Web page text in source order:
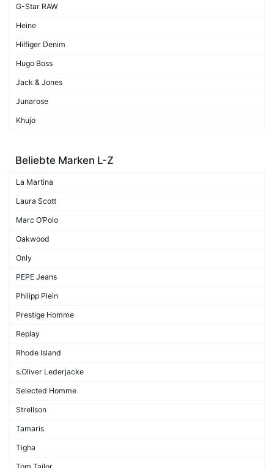
G-Star RAW
Heine
Hilfiger Denim
Hugo Boss
Jack & Jones
Junarose
Khujo
Beliebte Marken L-Z
La Martina
Laura Scott
Marc O’Polo
Oakwood
Only
PEPE Jeans
Philipp Plein
Prestige Homme
Replay
Rhode Island
s.Oliver Lederjacke
Selected Homme
Strellson
Tamaris
Tigha